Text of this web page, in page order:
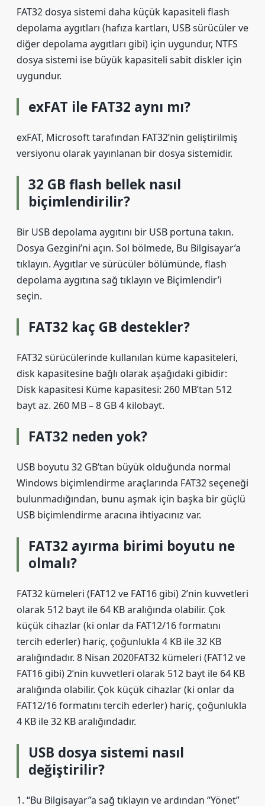
FAT32 dosya sistemi daha küçük kapasiteli flash
depolama aygıtları (hafıza kartları, USB sürücüler ve
diğer depolama aygıtları gibi) için uygundur, NTFS
dosya sistemi ise büyük kapasiteli sabit diskler için
uygundur.
exFAT ile FAT32 aynı mı?
exFAT, Microsoft tarafından FAT32’nin geliştirilmiş
versiyonu olarak yayınlanan bir dosya sistemidir.
32 GB flash bellek nasıl
biçimlendirilir?
Bir USB depolama aygıtını bir USB portuna takın.
Dosya Gezgini’ni açın. Sol bölmede, Bu Bilgisayar’a
tıklayın. Aygıtlar ve sürücüler bölümünde, flash
depolama aygıtına sağ tıklayın ve Biçimlendir’i
seçin.
FAT32 kaç GB destekler?
FAT32 sürücülerinde kullanılan küme kapasiteleri,
disk kapasitesine bağlı olarak aşağıdaki gibidir:
Disk kapasitesi Küme kapasitesi: 260 MB’tan 512
bayt az. 260 MB – 8 GB 4 kilobayt.
FAT32 neden yok?
USB boyutu 32 GB’tan büyük olduğunda normal
Windows biçimlendirme araçlarında FAT32 seçeneği
bulunmadığından, bunu aşmak için başka bir güçlü
USB biçimlendirme aracına ihtiyacınız var.
FAT32 ayırma birimi boyutu ne
olmalı?
FAT32 kümeleri (FAT12 ve FAT16 gibi) 2’nin kuvvetleri
olarak 512 bayt ile 64 KB aralığında olabilir. Çok
küçük cihazlar (ki onlar da FAT12/16 formatını
tercih ederler) hariç, çoğunlukla 4 KB ile 32 KB
aralığındadır. 8 Nisan 2020FAT32 kümeleri (FAT12 ve
FAT16 gibi) 2’nin kuvvetleri olarak 512 bayt ile 64 KB
aralığında olabilir. Çok küçük cihazlar (ki onlar da
FAT12/16 formatını tercih ederler) hariç, çoğunlukla
4 KB ile 32 KB aralığındadır.
USB dosya sistemi nasıl
değiştirilir?
1. “Bu Bilgisayar”a sağ tıklayın ve ardından “Yönet”